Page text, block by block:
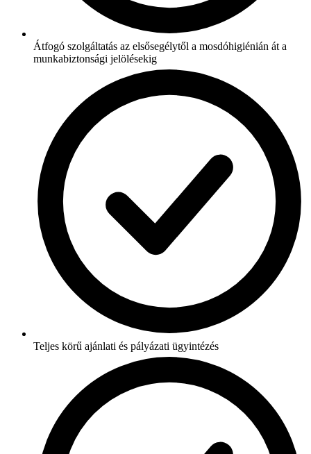
Átfogó szolgáltatás az elsősegélytől a mosdóhigiénián át a
munkabiztonsági jelölésekig
Teljes körű ajánlati és pályázati ügyintézés